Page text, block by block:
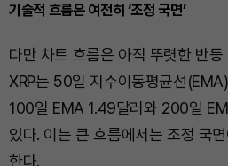
기술적 흐름은 여전히 ‘조정 국면’
다만 차트 흐름은 아직 뚜렷한 반
XRP는 50일 지수이동평균선
100일 EMA 1.49달러와 200일
있다. 이는 큰 흐름에서는 조정 국
한다.